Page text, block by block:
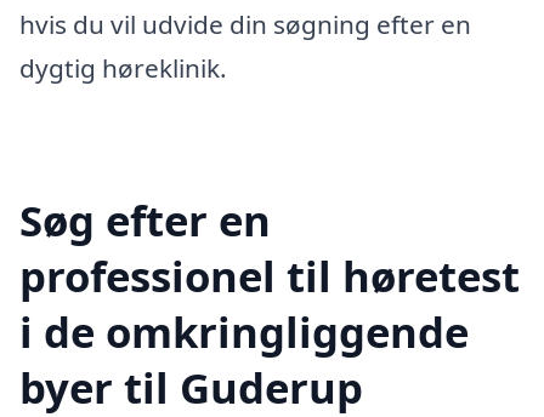
hvis du vil udvide din søgning efter en
dygtig høreklinik.
Søg efter en
professionel til høretest
i de omkringliggende
byer til Guderup